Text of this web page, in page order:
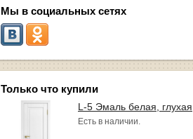
Мы в социальных сетях
Только что купили
L-5 Эмаль белая, глухая
Есть в наличии.